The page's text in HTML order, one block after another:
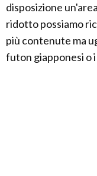
disposizione
ridotto possiamo
più contenute ma
futon giapponesi o